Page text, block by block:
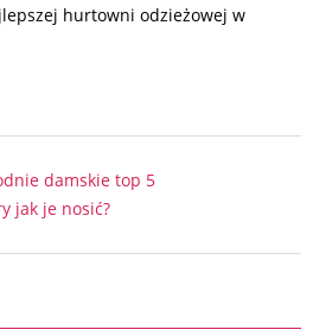
hurtowni odzieżowej w
damskie top 5
jak je nosić?